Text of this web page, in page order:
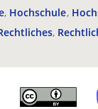
Hochschule